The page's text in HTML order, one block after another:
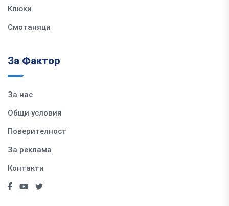
Клюки
Смотаняци
За Фактор
За нас
Общи условия
Поверителност
За реклама
Контакти